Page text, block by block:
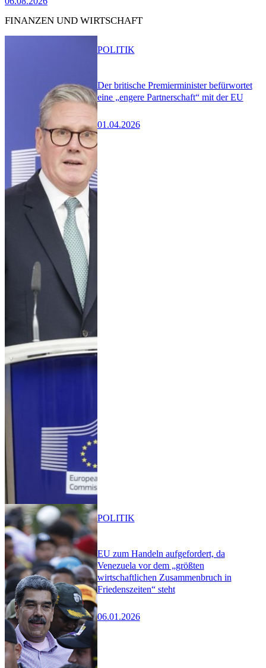
FINANZEN UND WIRTSCHAFT
Der britische Premierminister befürwortet
eine „engere Partnerschaft“ mit der EU
01.04.2026
POLITIK
EU zum Handeln aufgefordert, da
Venezuela vor dem „größten
wirtschaftlichen Zusammenbruch in
Friedenszeiten“ steht
06.01.2026
POLITIK